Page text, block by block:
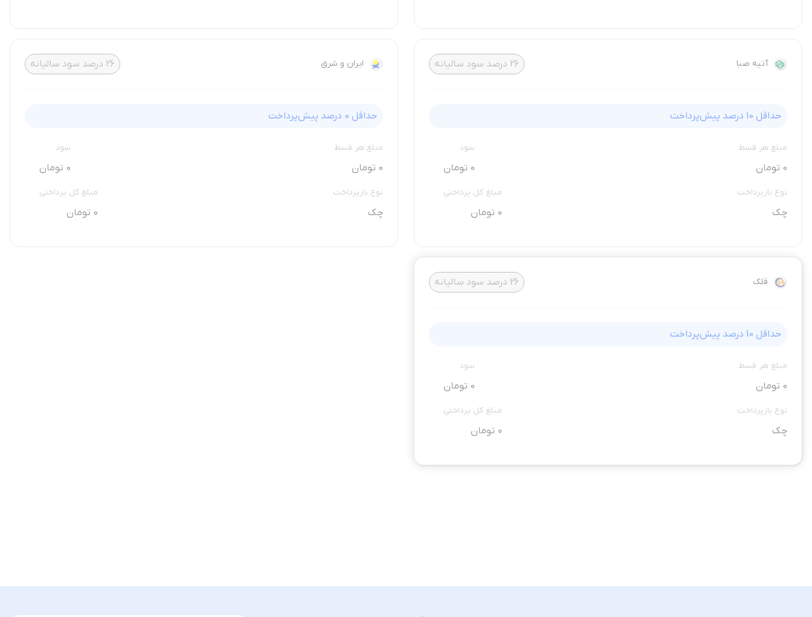
آتیه صبا 26 درصد سود سالیانه
حداقل 10 درصد پیش‌پرداخت
مبلغ هر قسط
0 تومان
سود
0 تومان
نوع بازپرداخت
چک
مبلغ کل پرداختی
0 تومان
ایران و شرق 26 درصد سود سالیانه
حداقل 0 درصد پیش‌پرداخت
مبلغ هر قسط
0 تومان
سود
0 تومان
نوع بازپرداخت
چک
مبلغ کل پرداختی
0 تومان
قلک 26 درصد سود سالیانه
حداقل 10 درصد پیش‌پرداخت
مبلغ هر قسط
0 تومان
سود
0 تومان
نوع بازپرداخت
چک
مبلغ کل پرداختی
0 تومان